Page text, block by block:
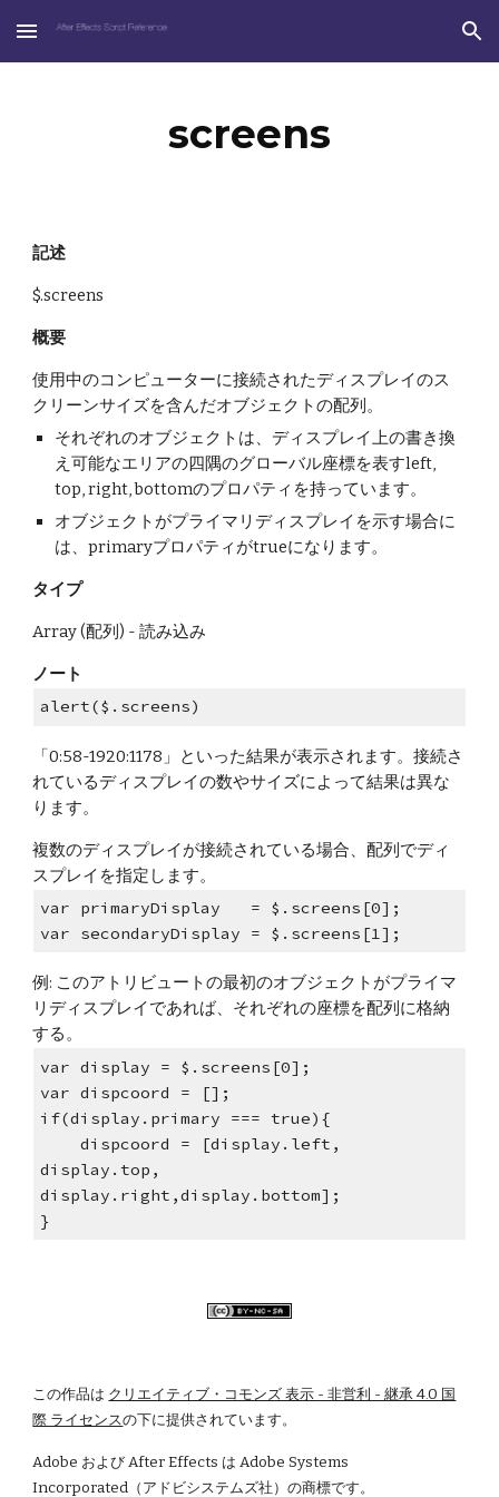
Skip to main content Skip to navigation
screens
記述
$.screens
概要
使用中のコンピューターに接続されたディスプレイのス
クリーンサイズを含んだオブジェクトの配列。
それぞれのオブジェクトは、ディスプレイ上の書き換
え可能なエリアの四隅のグローバル座標を表すleft,
top, right, bottomのプロパティを持っています。
オブジェクトがプライマリディスプレイを示す場合に
は、primaryプロパティがtrueになります。
タイプ
Array (配列) - 読み込み
ノート
alert($.screens)
「0:58-1920:1178」といった結果が表示されます。接続さ
れているディスプレイの数やサイズによって結果は異な
ります。
複数のディスプレイが接続されている場合、配列でディ
スプレイを指定します。
var primaryDisplay   = $.screens[0];
var secondaryDisplay = $.screens[1];
例: このアトリビュートの最初のオブジェクトがプライマ
リディスプレイであれば、それぞれの座標を配列に格納
する。
var display = $.screens[0];
var dispcoord = [];
if(display.primary === true){
display.top,
display.right,display.bottom];
}
この作品は クリエイティブ・コモンズ 表示 - 非営利 - 継承 4.0 国
際 ライセンスの下に提供されています。
Adobe および After Effects は Adobe Systems
Incorporated（アドビシステムズ社）の商標です。